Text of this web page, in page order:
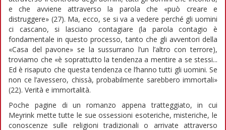
e che avviene attraverso la parola che «può creare e
distruggere» (27). Ma, ecco, se si va a vedere perché gli uomini
ci cascano, si lasciano contagiare (la parola contagio è
fondamentale in questo processo, tanto che gli avventori della
«Casa del pavone» se la sussurrano l’un l’altro con terrore),
troviamo che «è soprattutto la tendenza a mentire a se stessi...
Ed è risaputo che questa tendenza ce l’hanno tutti gli uomini. Se
non ce l’avessero, chissà, probabilmente sarebbero immortali»
(22). Verità e immortalità.
Poche pagine di un romanzo appena tratteggiato, in cui
Meyrink mette tutte le sue ossessioni esoteriche, misteriche, le
conoscenze sulle religioni tradizionali o arrivate attraverso